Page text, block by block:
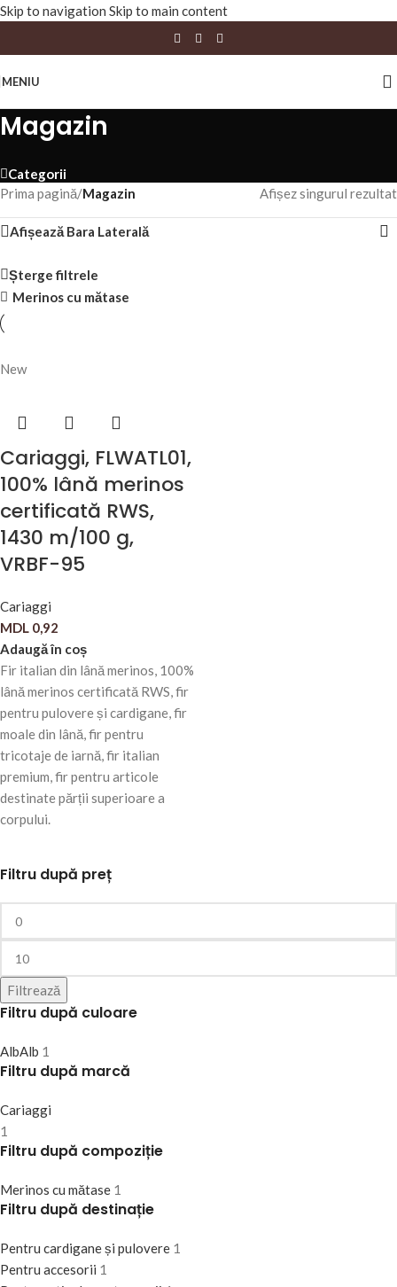
Skip to navigation Skip to main content
MENIU
Magazin
Categorii
Filtru după preț
Filtrează
Filtru după culoare
AlbAlb 1
Filtru după marcă
Cariaggi
1
Filtru după compoziție
Merinos cu mătase 1
Filtru după destinație
Pentru cardigane și pulovere 1
Pentru accesorii 1
Prima pagină/Magazin Afișez singurul rezultat
Afișează Bara Laterală
Șterge filtrele
Merinos cu mătase
New
Cariaggi, FLWATL01,
100% lână merinos
certificată RWS,
1430 m/100 g,
VRBF-95
Cariaggi
MDL 0,92
Adaugă în coș
Fir italian din lână merinos, 100%
lână merinos certificată RWS, fir
pentru pulovere și cardigane, fir
moale din lână, fir pentru
tricotaje de iarnă, fir italian
premium, fir pentru articole
destinate părții superioare a
corpului.